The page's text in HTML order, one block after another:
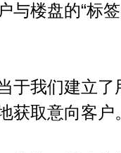
与楼盘的“标
我们建立了
获取意向客户